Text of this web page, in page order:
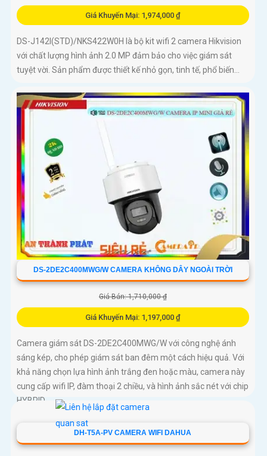
Giá Khuyến Mại: 1,974,000 ₫
DS-J142I(STD)/NKS422W0H là bộ kit wifi 2 camera Hikvision
với chất lượng hình ảnh 2.0 MP đảm bảo cho việc giám sát
tuyệt vời. Sản phẩm được thiết kế nhỏ gọn, tinh tế, phổ biến...
DS-2DE2C400MWG/W CAMERA KHÔNG DÂY NGOÀI TRỜI
Giá Bán: 1,710,000 ₫
Giá Khuyến Mại: 1,197,000 ₫
Camera giám sát DS-2DE2C400MWG/W với công nghệ ánh
sáng kép, cho phép giám sát ban đêm một cách hiệu quả. Với
khả năng chọn lựa hình ảnh trắng đen hoặc màu, camera này
cung cấp wifi IP, đàm thoại 2 chiều, và hình ảnh sắc nét với chip
HYBRID
DH-T5A-PV CAMERA WIFI DAHUA